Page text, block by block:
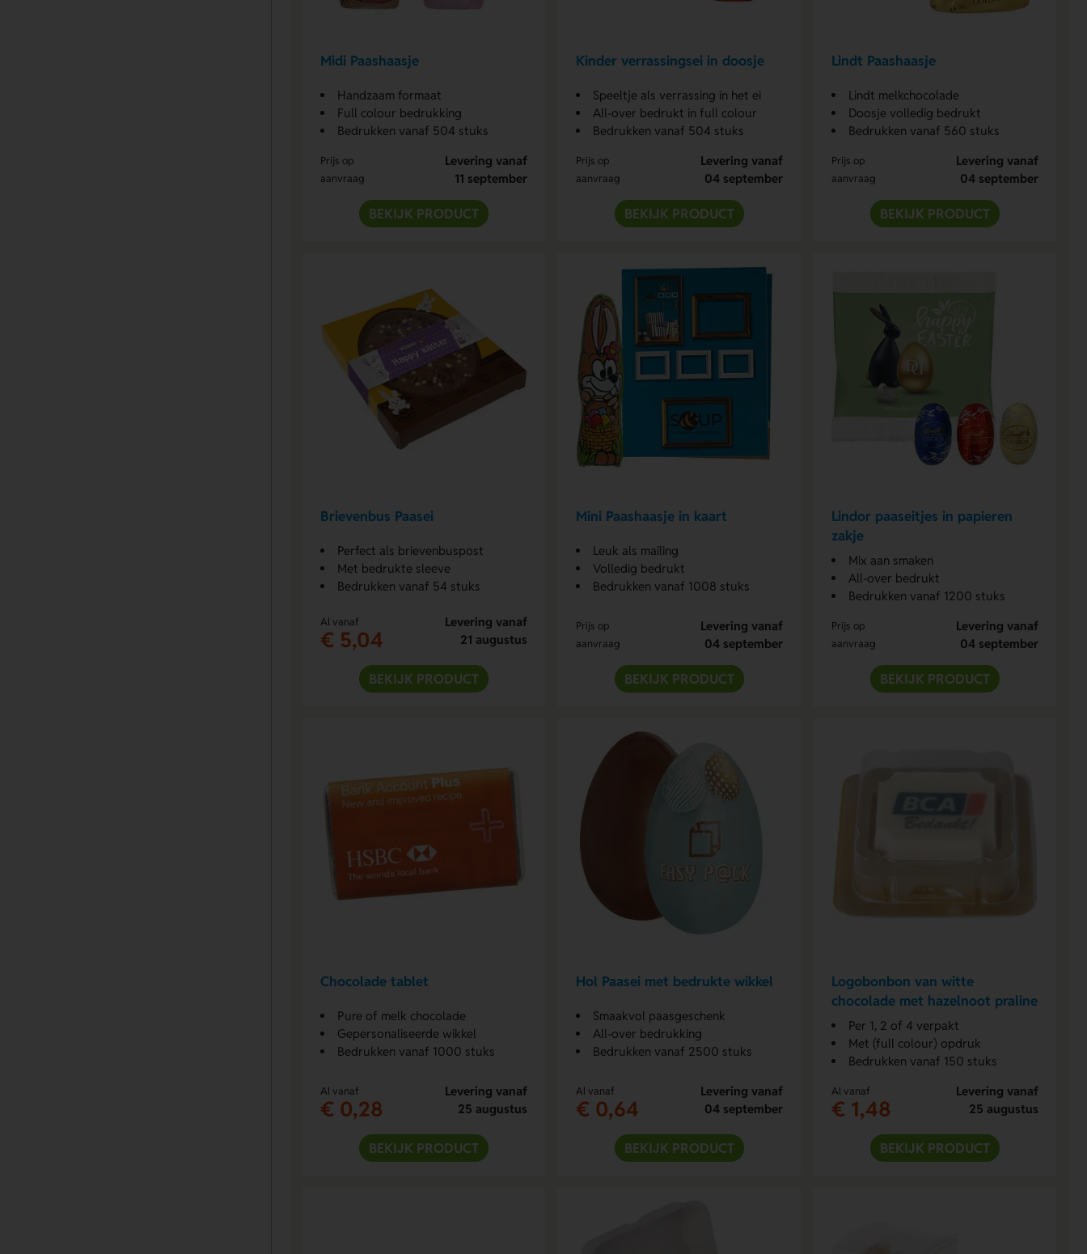
Midi Paashaasje
Handzaam formaat
Full colour bedrukking
Bedrukken vanaf 504 stuks
Prijs op
aanvraag
Levering vanaf
11 september
BEKIJK PRODUCT
Kinder verrassingsei in doosje
Speeltje als verrassing in het ei
All-over bedrukt in full colour
Bedrukken vanaf 504 stuks
Prijs op
aanvraag
Levering vanaf
04 september
BEKIJK PRODUCT
Lindt Paashaasje
Lindt melkchocolade
Doosje volledig bedrukt
Bedrukken vanaf 560 stuks
Prijs op
aanvraag
Levering vanaf
04 september
BEKIJK PRODUCT
Brievenbus Paasei
Perfect als brievenbuspost
Met bedrukte sleeve
Bedrukken vanaf 54 stuks
Al vanaf
€ 5,04
Levering vanaf
21 augustus
BEKIJK PRODUCT
Mini Paashaasje in kaart
Leuk als mailing
Volledig bedrukt
Bedrukken vanaf 1008 stuks
Prijs op
aanvraag
Levering vanaf
04 september
BEKIJK PRODUCT
Lindor paaseitjes in papieren
zakje
Mix aan smaken
All-over bedrukt
Bedrukken vanaf 1200 stuks
Prijs op
aanvraag
Levering vanaf
04 september
BEKIJK PRODUCT
Chocolade tablet
Pure of melk chocolade
Gepersonaliseerde wikkel
Bedrukken vanaf 1000 stuks
Al vanaf
€ 0,28
Levering vanaf
25 augustus
BEKIJK PRODUCT
Hol Paasei met bedrukte wikkel
Smaakvol paasgeschenk
All-over bedrukking
Bedrukken vanaf 2500 stuks
Al vanaf
€ 0,64
Levering vanaf
04 september
BEKIJK PRODUCT
Logobonbon van witte
chocolade met hazelnoot praline
Per 1, 2 of 4 verpakt
Met (full colour) opdruk
Bedrukken vanaf 150 stuks
Al vanaf
€ 1,48
Levering vanaf
25 augustus
BEKIJK PRODUCT